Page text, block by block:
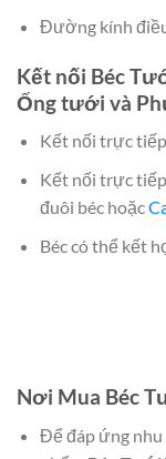
Đường kính
Kết nối Béc
Ống tưới và
Kết nối trực
Kết nối trực
đuôi béc hoặc
Béc có thể kết
Nơi Mua Béc
Để đáp ứng nhu